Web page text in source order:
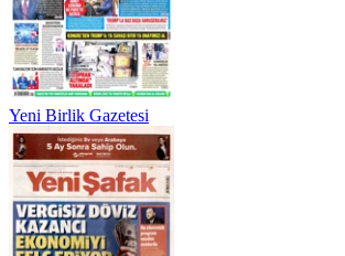
Yeni Birlik Gazetesi